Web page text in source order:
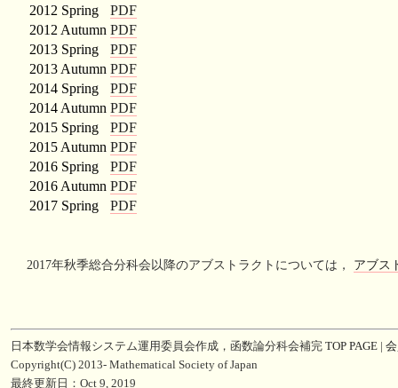
2012 Spring
PDF
2012 Autumn PDF
2013 Spring
PDF
2013 Autumn PDF
2014 Spring
PDF
2014 Autumn PDF
2015 Spring
PDF
2015 Autumn PDF
2016 Spring
PDF
2016 Autumn PDF
2017 Spring
PDF
2017年秋季総合分科会以降のアブストラクトについては， アブス
日本数学会情報システム運用委員会作成，函数論分科会補完 TOP PAGE |
Copyright(C) 2013- Mathematical Society of Japan
最終更新日：Oct 9, 2019